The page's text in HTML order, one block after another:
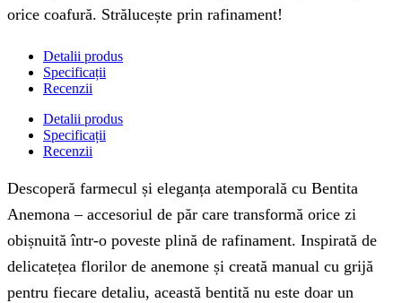
orice coafură. Strălucește prin rafinament!
Detalii produs
Specificații
Recenzii
Detalii produs
Specificații
Recenzii
Descoperă farmecul și eleganța atemporală cu Bentita
Anemona – accesoriul de păr care transformă orice zi
obișnuită într-o poveste plină de rafinament. Inspirată de
delicatețea florilor de anemone și creată manual cu grijă
pentru fiecare detaliu, această bentită nu este doar un